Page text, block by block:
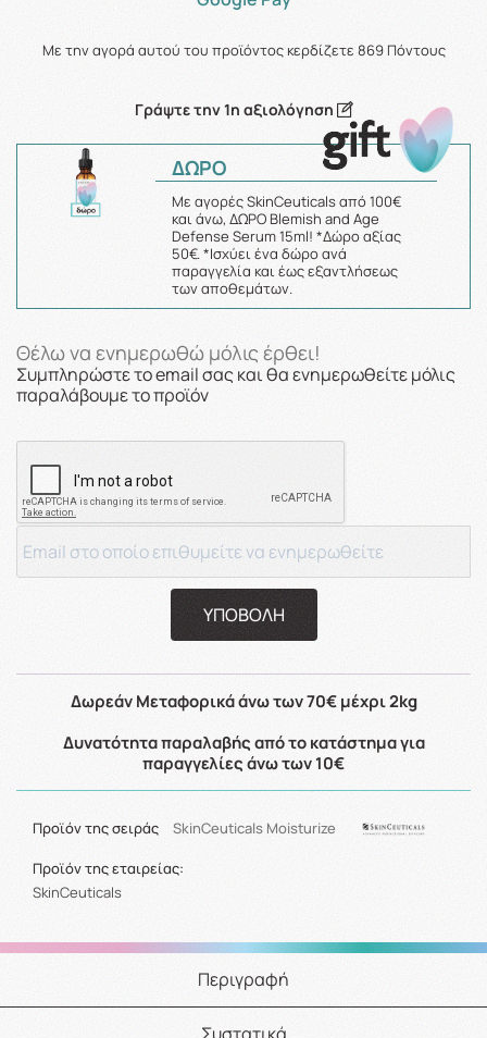
Με την αγορά αυτού του προϊόντος κερδίζετε 869Πόντους
Γράψτε την 1η αξιολόγηση
ΔΩΡΟ
Με αγορές SkinCeuticals από 100€
και άνω, ΔΩΡΟ Blemish and Age
Defense Serum 15ml! *Δώρο αξίας
50€. *Ισχύει ένα δώρο ανά
παραγγελία και έως εξαντλήσεως
των αποθεμάτων.
Θέλω να ενημερωθώ μόλις έρθει!
Συμπληρώστε το email σας και θα ενημερωθείτε μόλις
παραλάβουμε το προϊόν
ΥΠΟΒΟΛΗ
Δωρεάν Μεταφορικά άνω των 70€ μέχρι 2kg
Δυνατότητα παραλαβής από το κατάστημα για
παραγγελίες άνω των 10€
Προϊόν της σειράς SkinCeuticals Moisturize
Προϊόν της εταιρείας:
SkinCeuticals
Περιγραφή